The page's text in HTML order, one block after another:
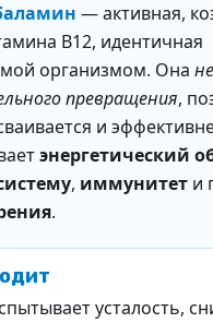
— активная,
B12, идентичная
организмом. Она
превращения,
и
энергетический
, иммунитет и
.
усталость,